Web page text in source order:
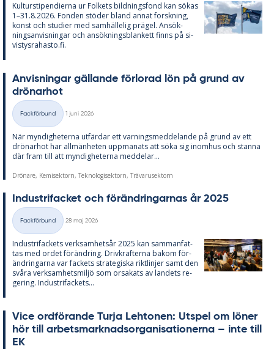
Kul­tursti­pen­di­er­na ur Fol­kets bild­nings­fond kan sö­kas
1–31.8.2026. Fon­den stö­der bland an­nat forsk­ning,
konst och stu­di­er med sam­häl­le­lig prä­gel. An­sök­
nings­an­vis­ning­ar och an­sök­nings­blan­kett fin­ns på si­
vis­tys­ra­has­to.fi.
An­vis­ning­ar gäl­lan­de för­lo­rad lön på grund av
drö­nar­hot
Kategorier
Fackförbund
1 juni 2026
När myn­dig­he­ter­na ut­fär­dar ett var­nings­med­de­lan­de på grund av ett
drö­nar­hot har all­män­he­ten upp­ma­na­ts att söka sig in­om­hus och stan­na
där fram till att myn­dig­he­ter­na med­de­lar...
Drönare, Kemisektorn, Teknologisektorn, Trävarusektorn
In­du­stri­fac­ket och för­änd­ring­ar­nas år 2025
Kategorier
Fackförbund
28 maj 2026
In­du­stri­fac­kets verk­sam­hets­år 2025 kan sam­man­fat­
tas med or­det för­änd­ring. Driv­kraf­ter­na bakom för­
änd­ring­ar­na var fac­kets stra­te­gis­ka rikt­lin­jer samt den
svå­ra verk­sam­hets­miljö som or­sa­ka­ts av lan­dets re­
ge­ring. In­du­stri­fac­kets...
Vice ord­fö­ran­de Turja Lehto­nen: Ut­spel om lö­ner
hör till ar­bets­mark­nads­or­ga­ni­sa­tio­ner­na – inte till
EK